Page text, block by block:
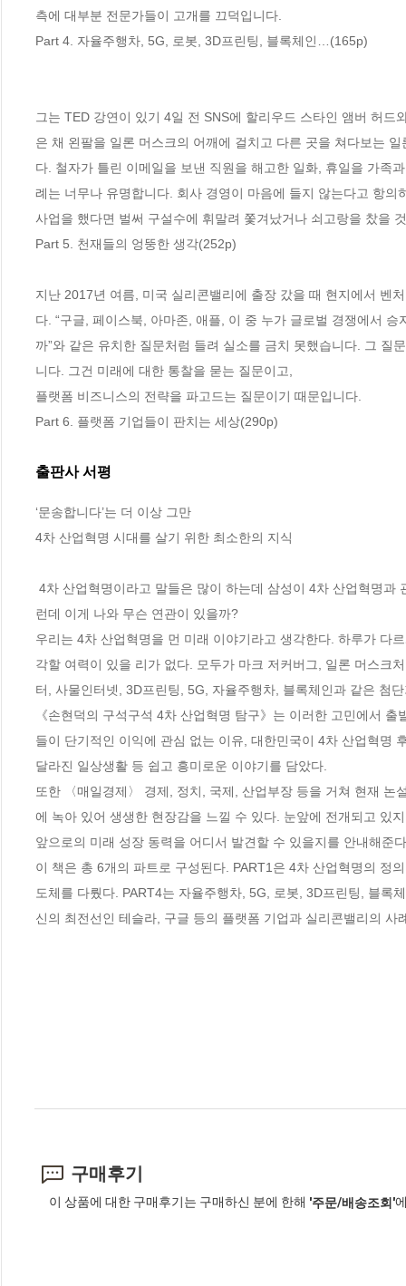
측에 대부분 전문가들이 고개를 끄덕입니다.
Part 4. 자율주행차, 5G, 로봇, 3D프린팅, 블록체인…(165p)
그는 TED 강연이 있기 4일 전 SNS에 할리우드 스타인 앰버 허
은 채 왼팔을 일론 머스크의 어깨에 걸치고 다른 곳을 쳐다보는
다. 철자가 틀린 이메일을 보낸 직원을 해고한 일화, 휴일을 가족
례는 너무나 유명합니다. 회사 경영이 마음에 들지 않는다고 항
사업을 했다면 벌써 구설수에 휘말려 쫓겨났거나 쇠고랑을 찼을
Part 5. 천재들의 엉뚱한 생각(252p)
지난 2017년 여름, 미국 실리콘밸리에 출장 갔을 때 현지에서 벤
다. “구글, 페이스북, 아마존, 애플, 이 중 누가 글로벌 경쟁에서
까”와 같은 유치한 질문처럼 들려 실소를 금치 못했습니다. 그
니다. 그건 미래에 대한 통찰을 묻는 질문이고,
플랫폼 비즈니스의 전략을 파고드는 질문이기 때문입니다.
Part 6. 플랫폼 기업들이 판치는 세상(290p)
출판사 서평
‘문송합니다’는 더 이상 그만
4차 산업혁명 시대를 살기 위한 최소한의 지식
런데 이게 나와 무슨 연관이 있을까?
우리는 4차 산업혁명을 먼 미래 이야기라고 생각한다. 하루가 다
각할 여력이 있을 리가 없다. 모두가 마크 저커버그, 일론 머스크
터, 사물인터넷, 3D프린팅, 5G, 자율주행차, 블록체인과 같은 첨
《손현덕의 구석구석 4차 산업혁명 탐구》는 이러한 고민에서
들이 단기적인 이익에 관심 없는 이유, 대한민국이 4차 산업혁명
달라진 일상생활 등 쉽고 흥미로운 이야기를 담았다.
또한 〈매일경제〉 경제, 정치, 국제, 산업부장 등을 거쳐 현재
에 녹아 있어 생생한 현장감을 느낄 수 있다. 눈앞에 전개되고 있
앞으로의 미래 성장 동력을 어디서 발견할 수 있을지를 안내해준
이 책은 총 6개의 파트로 구성된다. PART1은 4차 산업혁명의 정
도체를 다뤘다. PART4는 자율주행차, 5G, 로봇, 3D프린팅, 블록
신의 최전선인 테슬라, 구글 등의 플랫폼 기업과 실리콘밸리의 사
구매후기
이 상품에 대한 구매후기는 구매하신 분에 한해 '주문/배송조회'